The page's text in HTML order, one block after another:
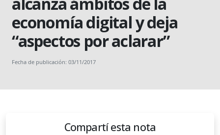
economía digital y deja
“aspectos por aclarar”
Fecha de publicación: 03/11/2017
Compartí esta nota